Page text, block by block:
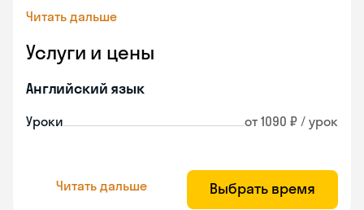
Читать дальше
Услуги и цены
Английский язык
Уроки от 1090 ₽ / урок
Читать дальше Выбрать время